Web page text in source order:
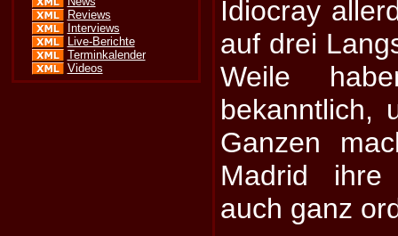
Reviews
Interviews
Live-Berichte
Terminkalender
Videos
Idiocray
auf drei
Weile
bekanntlich,
Ganzen
Madrid ihre
auch ganz